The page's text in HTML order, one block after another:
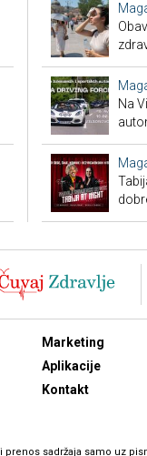
Na
Marketing
Aplikacije
Kontakt
prenos sadržaja samo uz